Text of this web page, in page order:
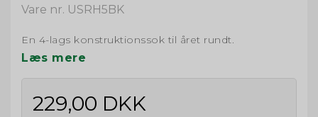
Vare nr. USRH5BK
En 4-lags konstruktionssok til året rundt.
Læs mere
229,00 DKK